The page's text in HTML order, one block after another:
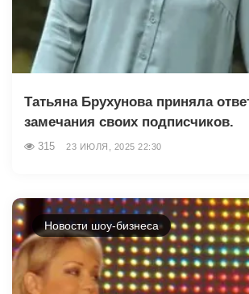
Татьяна Брухунова приняла
замечания своих подписчиков.
315 23 ИЮЛЯ, 2025 22:30
Новости шоу-бизнеса